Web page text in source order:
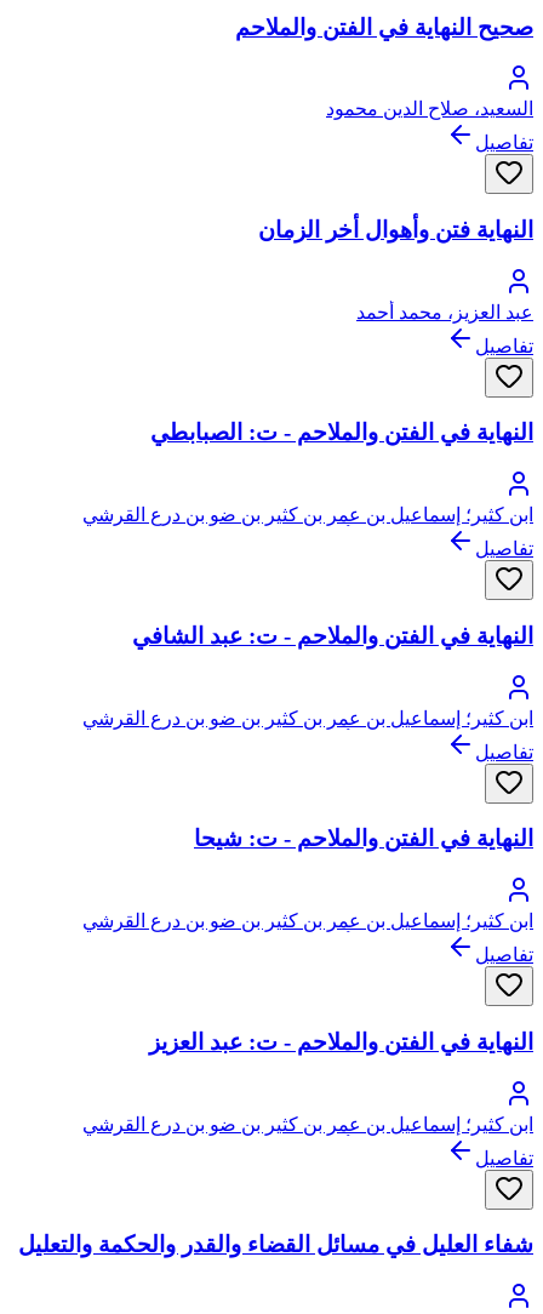
صحيح النهاية في الفتن والملاحم
السعيد، صلاح الدين محمود
تفاصيل
النهاية فتن وأهوال أخر الزمان
عبد العزيز، محمد أحمد
تفاصيل
النهاية في الفتن والملاحم - ت: الصبابطي
ابن كثير؛ إسماعيل بن عمر بن كثير بن ضو بن درع القرشي
البصروي ثم الدمشقي، أبو الفداء، عماد الدين
تفاصيل
النهاية في الفتن والملاحم - ت: عبد الشافي
ابن كثير؛ إسماعيل بن عمر بن كثير بن ضو بن درع القرشي
البصروي ثم الدمشقي، أبو الفداء، عماد الدين
تفاصيل
النهاية في الفتن والملاحم - ت: شيحا
ابن كثير؛ إسماعيل بن عمر بن كثير بن ضو بن درع القرشي
البصروي ثم الدمشقي، أبو الفداء، عماد الدين
تفاصيل
النهاية في الفتن والملاحم - ت: عبد العزيز
ابن كثير؛ إسماعيل بن عمر بن كثير بن ضو بن درع القرشي
البصروي ثم الدمشقي، أبو الفداء، عماد الدين
تفاصيل
شفاء العليل في مسائل القضاء والقدر والحكمة والتعليل